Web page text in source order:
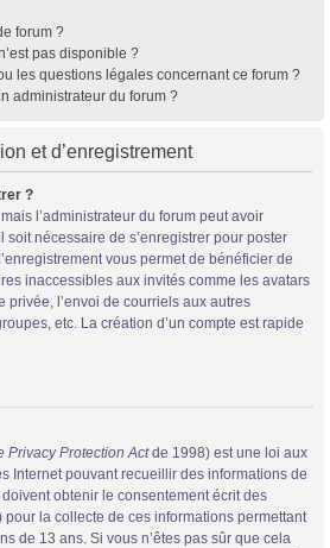
forum ?
pas disponible ?
les questions légales concernant ce forum ?
administrateur du forum ?
et d’enregistrement
?
l’administrateur du forum peut avoir
soit nécessaire de s’enregistrer pour poster
vous permet de bénéficier de
inaccessibles aux invités comme les avatars
privée, l’envoi de courriels aux autres
etc. La création d’un compte est rapide
Privacy Protection Actde 1998) est une loi aux
Internet pouvant recueillir des informations de
obtenir le consentement écrit des
pour la collecte de ces informations permettant
de 13 ans. Si vous n’êtes pas sûr que cela